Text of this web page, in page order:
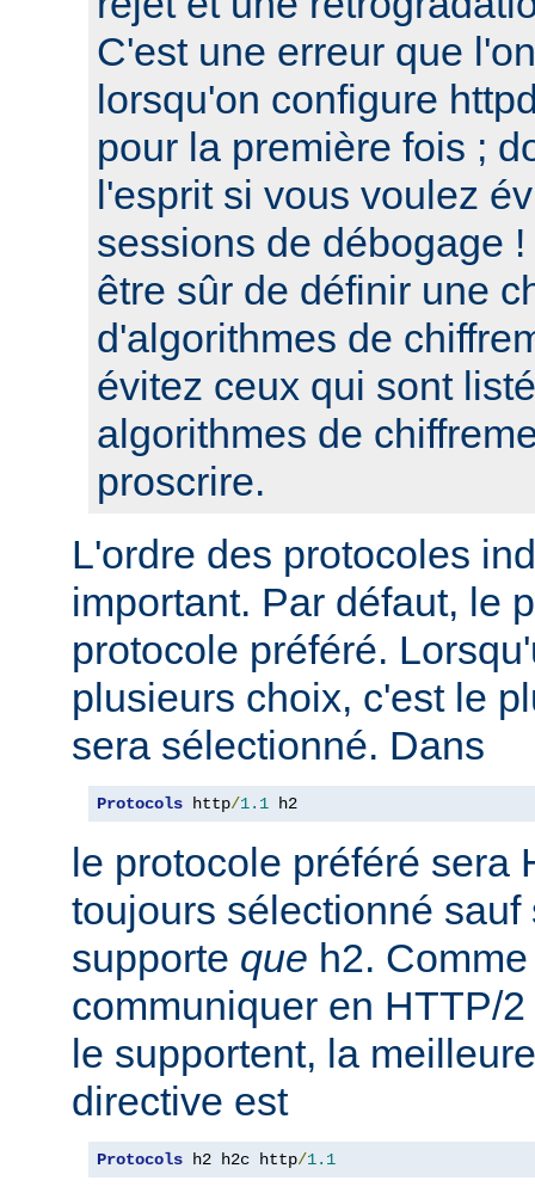
C'est une erreur que
lorsqu'on configure
pour la première fois ;
l'esprit si vous voulez
sessions de débogage
être sûr de définir une
d'algorithmes de
évitez ceux qui sont
algorithmes de
proscrire.
L'ordre des protocoles
important. Par défaut, le
protocole préféré.
plusieurs choix, c'est le
sera sélectionné. Dans
Protocols http/1.1 h2
le protocole préféré sera
toujours sélectionné sauf
supporte que h2.
communiquer en HTTP/
le supportent, la
directive est
Protocols h2 h2c http/1.1